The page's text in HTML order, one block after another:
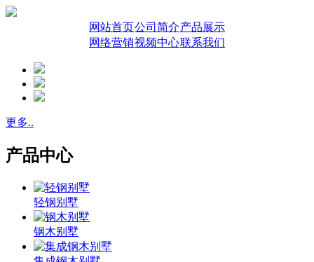
网站首页公司简介产品展示
网络营销视频中心联系我们
更多..
产品中心
轻钢别墅
钢木别墅